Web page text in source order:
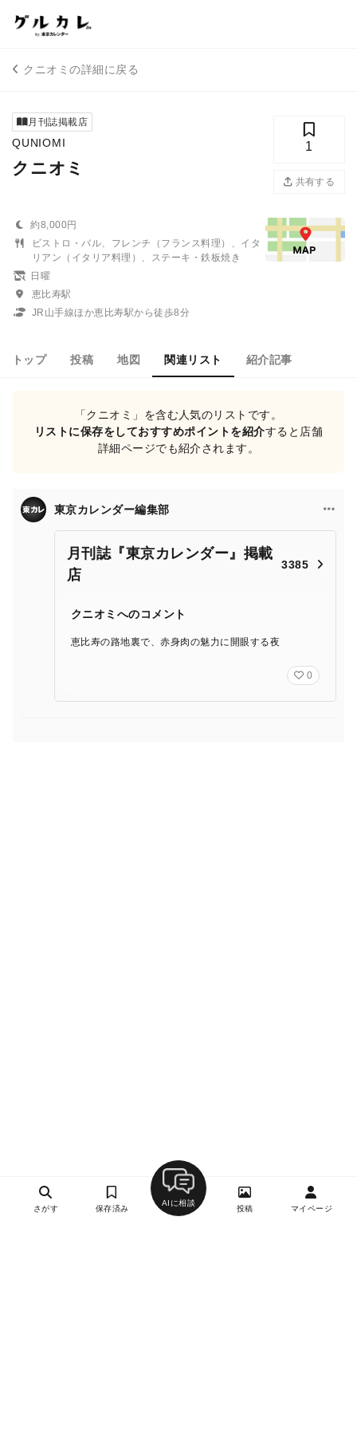
クニオミの詳細に戻る
月刊誌掲載店
QUNIOMI
クニオミ
1
共有する
約8,000円
ビストロ・バル、フレンチ（フランス料理）、イタ
リアン（イタリア料理）、ステーキ・鉄板焼き
日曜
恵比寿駅
JR山手線ほか恵比寿駅から徒歩8分
トップ 投稿 地図 関連リスト 紹介記事
「クニオミ」を含む人気のリストです。
リストに保存をしておすすめポイントを紹介すると店舗
詳細ページでも紹介されます。
東京カレンダー編集部
月刊誌『東京カレンダー』掲載
店
3385
クニオミへのコメント
恵比寿の路地裏で、赤身肉の魅力に開眼する夜
0
さがす 保存済み
AIに相談
投稿 マイページ